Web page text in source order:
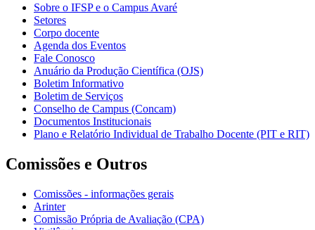
Sobre o IFSP e o Campus Avaré
Setores
Corpo docente
Agenda dos Eventos
Fale Conosco
Anuário da Produção Científica (OJS)
Boletim Informativo
Boletim de Serviços
Conselho de Campus (Concam)
Documentos Institucionais
Plano e Relatório Individual de Trabalho Docente (PIT e RIT)
Comissões e Outros
Comissões - informações gerais
Arinter
Comissão Própria de Avaliação (CPA)